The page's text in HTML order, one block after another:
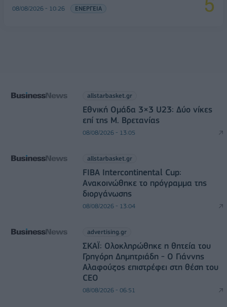
08/08/2026 - 10:26 ΕΝΕΡΓΕΙΑ
allstarbasket.gr
Εθνική Ομάδα 3×3 U23: Δύο νίκες
επί της Μ. Βρετανίας
08/08/2026 - 13:05
allstarbasket.gr
FIBA Intercontinental Cup:
Ανακοινώθηκε το πρόγραμμα της
διοργάνωσης
08/08/2026 - 13:04
advertising.gr
ΣΚΑΪ: Ολοκληρώθηκε η θητεία του
Γρηγόρη Δημητριάδη - Ο Γιάννης
Αλαφούζος επιστρέφει στη θέση του
CEO
08/08/2026 - 06:51